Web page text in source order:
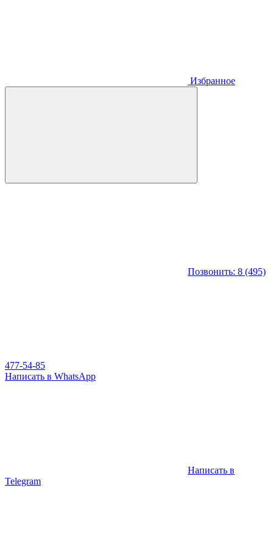
Избранное
Позвонить: 8 (495)
477-54-85
Написать в WhatsApp
Написать в
Telegram